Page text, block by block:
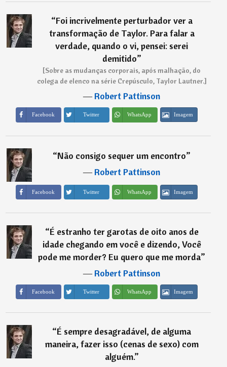
“Foi incrivelmente perturbador ver a
transformação de Taylor. Para falar a
verdade, quando o vi, pensei: serei
demitido”
[Sobre as mudanças corporais, após malhação, do
colega de elenco na série Crepúsculo, Taylor Lautner.]
―Robert Pattinson
Facebook Twitter WhatsApp Imagem
“Não consigo sequer um encontro”
―Robert Pattinson
Facebook Twitter WhatsApp Imagem
“É estranho ter garotas de oito anos de
idade chegando em você e dizendo, Você
pode me morder? Eu quero que me morda”
―Robert Pattinson
Facebook Twitter WhatsApp Imagem
“É sempre desagradável, de alguma
maneira, fazer isso (cenas de sexo) com
alguém.”